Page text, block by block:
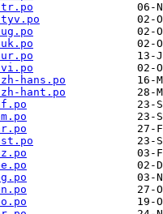
hans.po
hant.po